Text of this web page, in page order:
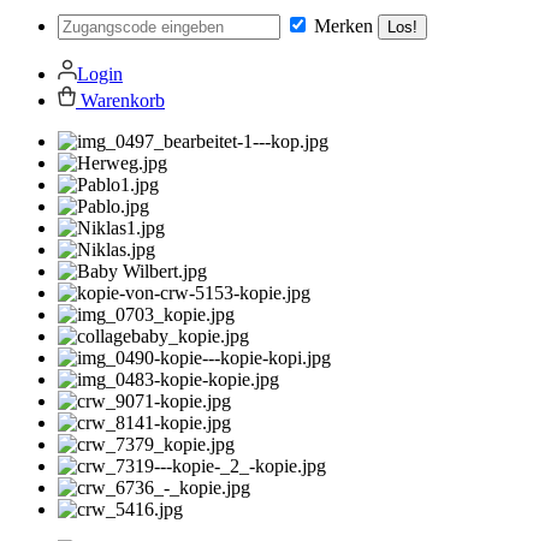
Merken Los!
Login
Warenkorb